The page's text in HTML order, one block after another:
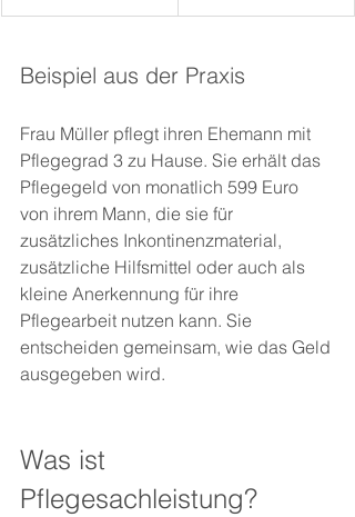
Beispiel aus der Praxis
Frau Müller pflegt ihren Ehemann mit
Pflegegrad 3 zu Hause. Sie erhält das
Pflegegeld von monatlich 599 Euro
von ihrem Mann, die sie für
zusätzliches Inkontinenzmaterial,
zusätzliche Hilfsmittel oder auch als
kleine Anerkennung für ihre
Pflegearbeit nutzen kann. Sie
entscheiden gemeinsam, wie das Geld
ausgegeben wird.
Was ist
Pflegesachleistung?